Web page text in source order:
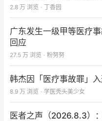
2.8 万 浏览 · 丁香园
广东发生一级甲等医疗
回应
27.5 万 浏览 · 粉努努
韩杰因「医疗事故罪」
8.9 万 浏览 · 学医秃头美少女
医者之声（2026.8.3）